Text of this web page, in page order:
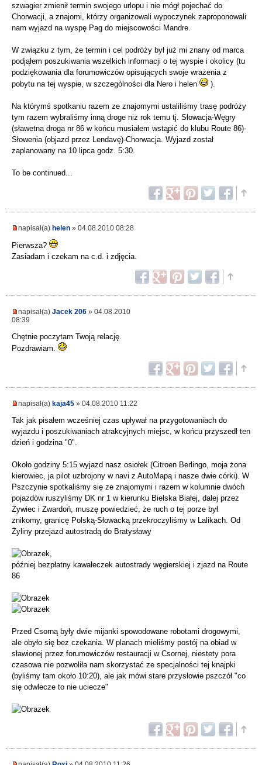
szwagier zmienił termin swojego urlopu i nie mógł pojechać do
Chorwacji, a znajomi, którzy organizowali wypoczynek zaproponowali
nam wyjazd na wyspę Pag do miejscowości Mandre.
W związku z tym, że termin i cel podróży był już mi znany od marca
podjąłem poszukiwania wszelkich informacji o tej wyspie i okolicy (tu
podziękowania dla forumowiczów opisujących swoje wrażenia z
pobytu na tej wyspie, w szczególności dla Nero i helen
).
Na którymś spotkaniu razem ze znajomymi ustaliliśmy trasę podróży
tym razem wybraliśmy inną droge niż rok temu tj. Słowacja-Węgry
(sławetna droga nr 86 w końcu musiałem wstąpić do klubu Route 86)-
Słowenia (objazd przez Lendavę)-Chorwacja. Wyjazd został
zaplanowany na 10 lipca godz. 5:30.
To be continued...
napisał(a) helen » 04.08.2010 08:28
Pierwsza?
Zasiadam i czekam na c.d. i zdjęcia.
napisał(a) Jacek 206 » 04.08.2010
08:39
Chętnie poczytam Twoją relację.
Pozdrawiam.
napisał(a) kaja45 » 04.08.2010 11:22
Tak jak pisałem wcześniej czas upływał na przygotowaniach do
wyjazdu i poszukiwaniach atrakcyjnych miejsc, w końcu przyszedł ten
dzień i godzina "0".
Około godziny 5:15 wyjazd nasz osiołek (Citroen Berlingo, moja żona
kierowiec, ja pilot uzbrojony w navi z AutoMapą i nasze dwie córki). W
Pszczynie spotkaliśmy się ze znajomymi i razem w kolumnie dwóch
pojazdów ruszyliśmy DK nr 1 w kierunku Bielska Białej, dalej przez
Żywiec i Zwardoń, muszę powiedzieć, że ruch o tej porze był
znikomy, granicę Polską-Słowacką przekroczyliśmy w Lalikach. Od
Żyliny przejazd autostradą do Bratysławy
,
później bezpłatny kawałeczek autostrady węgierskiej i zjazd na Route
86
Przed Csorną były dwie mijanki spowodowane robotami drogowymi,
ale obyło się bez czekania. W planach mieliśmy postój na obiad w
sławionej przez forumowiczów restauracji w Csornej, niestety pora
czasowa nie pozwoliła nam skorzystać ze specjalności tej knajpki
(byliśmy tam około 10:20), ale jak mówi stare przysłowie pszczół "co
się odwlecze to nie uciecze"